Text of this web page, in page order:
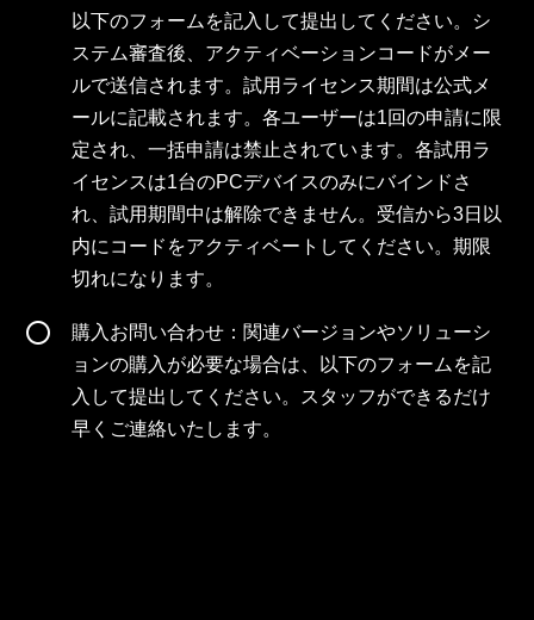
以下のフォームを記入して提出してください。シ
ステム審査後、アクティベーションコードがメー
ルで送信されます。試用ライセンス期間は公式メ
ールに記載されます。各ユーザーは1回の申請に限
定され、一括申請は禁止されています。各試用ラ
イセンスは1台のPCデバイスのみにバインドさ
れ、試用期間中は解除できません。受信から3日以
内にコードをアクティベートしてください。期限
切れになります。
購入お問い合わせ：関連バージョンやソリューシ
ョンの購入が必要な場合は、以下のフォームを記
入して提出してください。スタッフができるだけ
早くご連絡いたします。